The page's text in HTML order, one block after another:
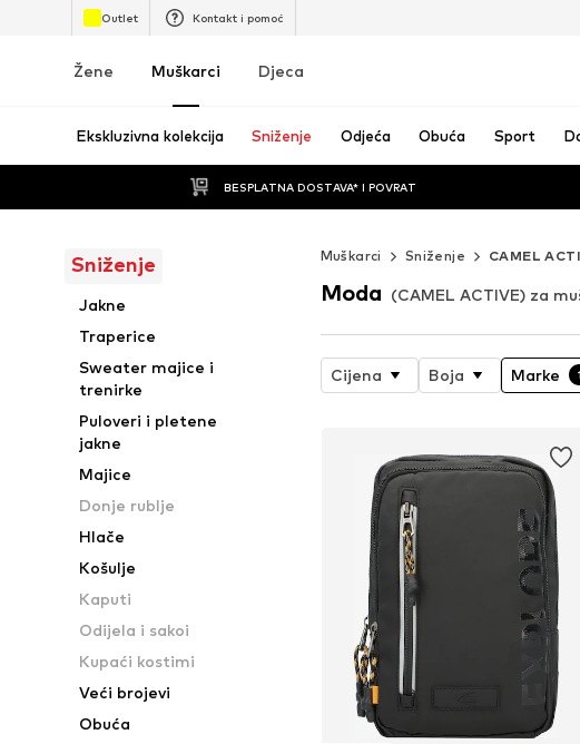
Outlet Kontakt i pomoć
Žene Muškarci Djeca
Ekskluzivna kolekcija Sniženje Odjeća Obuća Sport
BESPLATNA DOSTAVA* I POVRAT
Sniženje
Jakne
Traperice
Sweater majice i
trenirke
Puloveri i pletene
jakne
Majice
Donje rublje
Hlače
Košulje
Kaputi
Odijela i sakoi
Kupaći kostimi
Veći brojevi
Obuća
Muškarci Sniženje CAMEL
Moda (CAMEL ACTIVE) za
Cijena Boja Marke 1